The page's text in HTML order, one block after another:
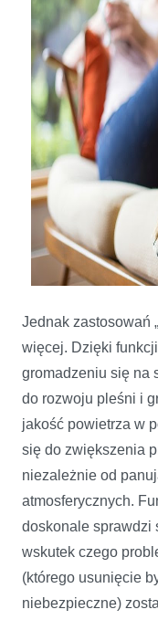
Jednak zastosowań
więcej. Dzięki
gromadzeniu się na
do rozwoju pleśni i
jakość powietrza w
się do zwiększenia
niezależnie od
atmosferycznych.
doskonale sprawdzi
wskutek czego
(którego usunięcie
niebezpieczne)